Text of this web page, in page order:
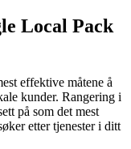
Local Pack
effektive måtene å
kunder. Rangering i
på som det mest
etter tjenester i ditt